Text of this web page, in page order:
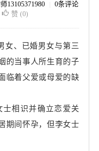
13105371980 0条评论
赞 (0)
、已婚男女与第三
的当事人所生育的子
临着父爱或母爱的缺
相识并确立恋爱关
期间怀孕，但李女士